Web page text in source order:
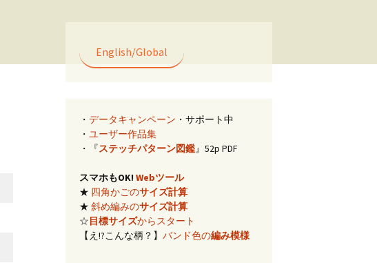
四角かごのサイズ計算
目標サイズからの概算
バンド色の編み模様
折りカラー編み
(OriColorWeave)につい
English/Global
・ データキャンペーン ・サポート中
・ ユーザー作品集
・『ステッチパターン図鑑』52p PDF
スマホもOK! Webツール
★ 四角かごのサイズ計算
★ 斜め編みのサイズ計算
☆目標サイズからスタート
【え!?こんな柄？】 バンド色の編み模様